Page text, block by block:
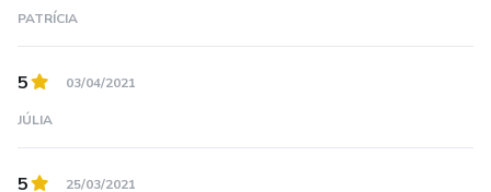
PATRÍCIA
5 03/04/2021
JÚLIA
5 25/03/2021